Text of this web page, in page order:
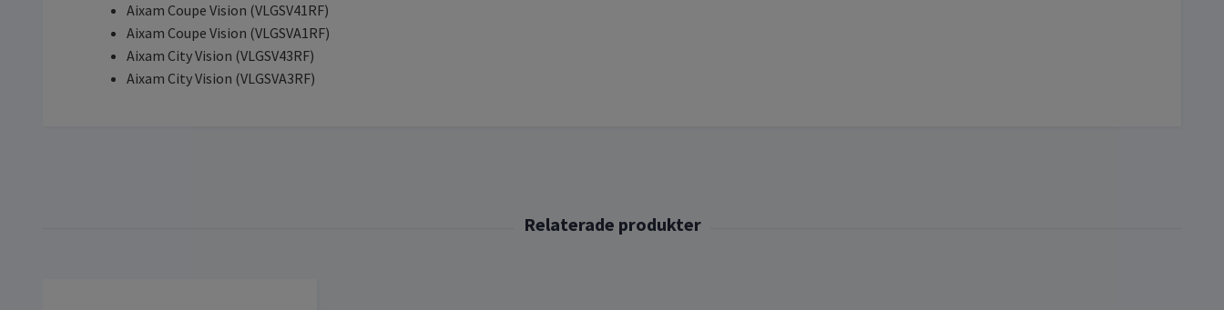
Aixam Coupe Vision (VLGSV41RF)
Aixam Coupe Vision (VLGSVA1RF)
Aixam City Vision (VLGSV43RF)
Aixam City Vision (VLGSVA3RF)